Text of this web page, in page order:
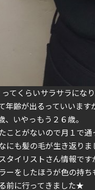
てくらいサラサラにな
年齢が出るっていいます
、いやっもう２６歳。
ことがないので月１で通
にも髪の毛が生き返りま
タイリストさん情報です
ーをしたほうが色の持ち
前に行ってきました★